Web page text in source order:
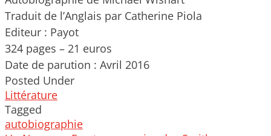
Traduit de l’Anglais par Catherine Piola
Editeur : Payot
324 pages – 21 euros
Date de parution : Avril 2016
Posted Under
Littérature
Tagged
autobiographie